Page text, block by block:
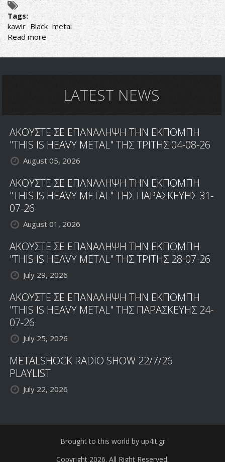
Tags:
kawir Black metal
Read more about
Kawir
-
LATEST NEWS
ΑΚΟΥΣΤΕ ΣΕ ΕΠΑΝΑΛΗΨΗ ΤΗΝ ΕΚΠΟΜΠΗ
"THIS IS HEAVY METAL" ΤΗΣ ΤΡΙΤΗΣ 04-08-26
August 05, 2026
ΑΚΟΥΣΤΕ ΣΕ ΕΠΑΝΑΛΗΨΗ ΤΗΝ ΕΚΠΟΜΠΗ
"THIS IS HEAVY METAL" ΤΗΣ ΠΑΡΑΣΚΕΥΗΣ 31-
07-26
August 01, 2026
ΑΚΟΥΣΤΕ ΣΕ ΕΠΑΝΑΛΗΨΗ ΤΗΝ ΕΚΠΟΜΠΗ
"THIS IS HEAVY METAL" ΤΗΣ ΤΡΙΤΗΣ 28-07-26
July 29, 2026
ΑΚΟΥΣΤΕ ΣΕ ΕΠΑΝΑΛΗΨΗ ΤΗΝ ΕΚΠΟΜΠΗ
"THIS IS HEAVY METAL" ΤΗΣ ΠΑΡΑΣΚΕΥΗΣ 24-
07-26
July 25, 2026
METALSHOCK RADIO SHOW 22/7/26
PLAYLIST
July 22, 2026
Brought to this world by up4it.gr
Copyright 2026. All Right Reserved.